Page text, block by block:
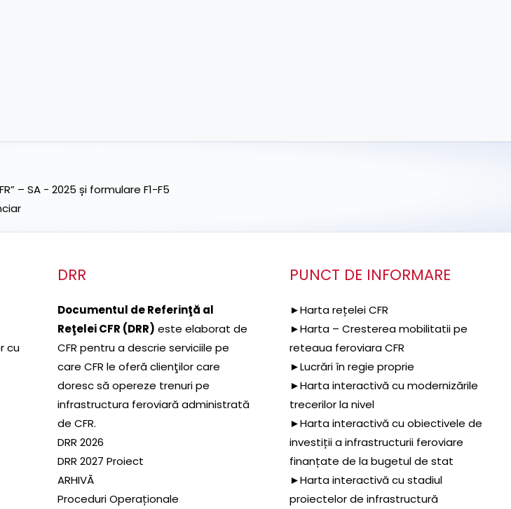
– SA - 2025 și formulare F1-F5
cu
DRR
Documentul de Referinţă al
Reţelei CFR (DRR) este elaborat de
CFR pentru a descrie serviciile pe
care CFR le oferă clienţilor care
doresc să opereze trenuri pe
infrastructura feroviară administrată
de CFR.
DRR 2026
DRR 2027 Proiect
ARHIVĂ
Proceduri Operaționale
PUNCT DE INFORMARE
►Harta rețelei CFR
►Harta – Cresterea mobilitatii pe
reteaua feroviara CFR
►Lucrări în regie proprie
►Harta interactivă cu modernizările
trecerilor la nivel
►Harta interactivă cu obiectivele de
investiții a infrastructurii feroviare
finanțate de la bugetul de stat
►Harta interactivă cu stadiul
proiectelor de infrastructură